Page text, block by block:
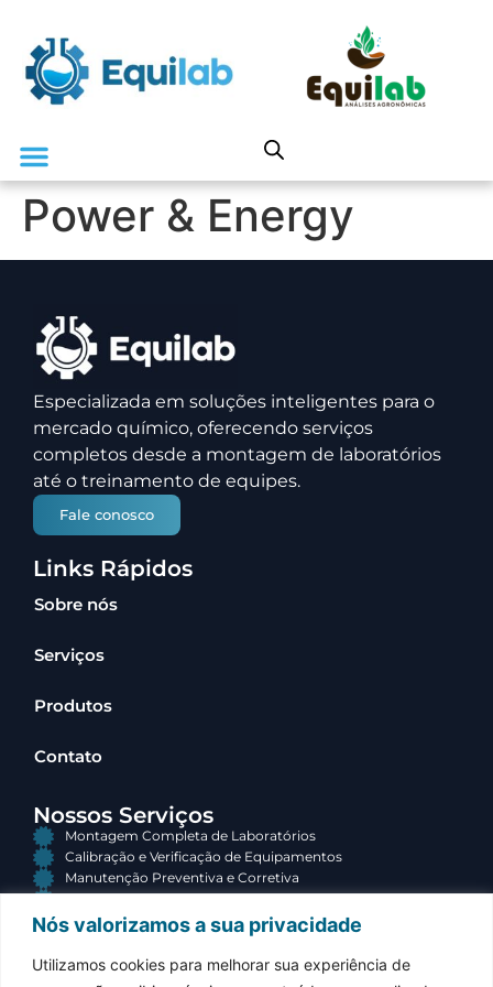
Nós valorizamos a sua privacidade
Utilizamos cookies para melhorar sua experiência de
Power & Energy
Especializada em soluções inteligentes para o
mercado químico, oferecendo serviços
completos desde a montagem de laboratórios
até o treinamento de equipes.
Fale conosco
Links Rápidos
Sobre nós
Serviços
Produtos
Contato
Nossos Serviços
Montagem Completa de Laboratórios
Calibração e Verificação de Equipamentos
Manutenção Preventiva e Corretiva
Consultoria e Terceirização
(34) 3313-3767